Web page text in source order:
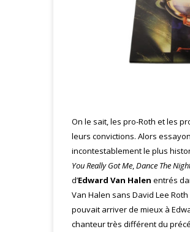
On le sait, les pro-Roth et les
leurs convictions. Alors
incontestablement le plus
You Really Got Me,Dance The
d’Edward Van Halen entrés
Van Halen sans David Lee
pouvait arriver de mieux à
chanteur très différent du